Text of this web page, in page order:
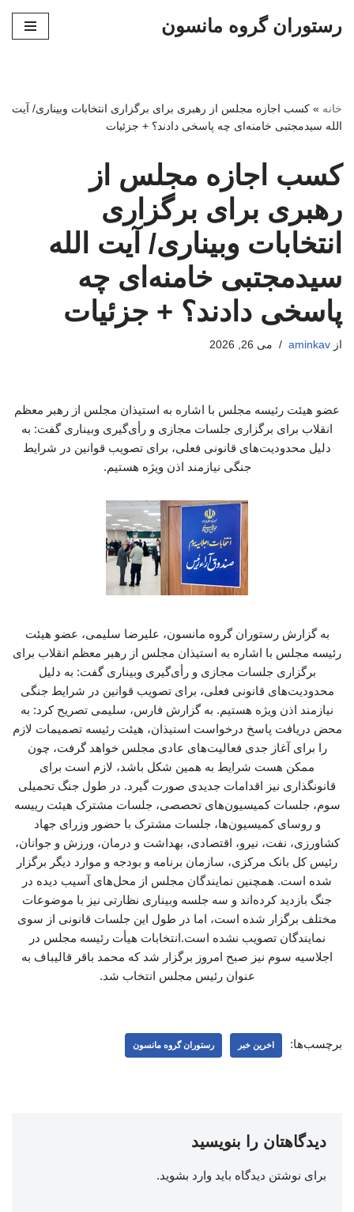
رستوران گروه مانسون
خانه » کسب اجازه مجلس از رهبری برای برگزاری انتخابات وبیناری/ آیت
الله سیدمجتبی خامنه‌ای چه پاسخی دادند؟ + جزئیات
کسب اجازه مجلس از
رهبری برای برگزاری
انتخابات وبیناری/ آیت الله
سیدمجتبی خامنه‌ای چه
پاسخی دادند؟ + جزئیات
از aminkav می 26, 2026
عضو هیئت رئیسه مجلس با اشاره به استیذان مجلس از رهبر معظم
انقلاب برای برگزاری جلسات مجازی و رأی‌گیری وبیناری گفت: به
دلیل محدودیت‌های قانونی فعلی، برای تصویب قوانین در شرایط
جنگی نیازمند اذن ویژه هستیم.
به گزارش رستوران گروه مانسون، علیرضا سلیمی، عضو هیئت
رئیسه مجلس با اشاره به استیذان مجلس از رهبر معظم انقلاب برای
برگزاری جلسات مجازی و رأی‌گیری وبیناری گفت: به دلیل
محدودیت‌های قانونی فعلی، برای تصویب قوانین در شرایط جنگی
نیازمند اذن ویژه هستیم. به گزارش فارس، سلیمی تصریح کرد: به
محض دریافت پاسخ درخواست استیذان، هیئت رئیسه تصمیمات لازم
را برای آغاز جدی فعالیت‌های عادی مجلس خواهد گرفت، چون
ممکن هست شرایط به همین شکل باشد، لازم است برای
قانونگذاری نیز اقدامات جدیدی صورت گیرد. در طول جنگ تحمیلی
سوم، جلسات کمیسیون‌های تحصصی، جلسات مشترک هیئت رییسه
و روسای کمیسیون‌ها، جلسات مشترک با حضور وزرای جهاد
کشاورزی، نفت، نیرو، اقتصادی، بهداشت و درمان، ورزش و جوانان،
رئیس کل بانک مرکزی، سازمان برنامه و بودجه و موارد دیگر برگزار
شده است. همچنین نمایندگان مجلس از محل‌های آسیب دیده در
جنگ بازدید کرده‌اند و سه جلسه وبیناری ‌نظارتی نیز با موضوعات
مختلف برگزار شده است، اما در طول این جلسات قانونی از سوی
نمایندگان تصویب نشده است.انتخابات هیأت‌ رئیسه مجلس در
اجلاسیه سوم نیز صبح امروز برگزار شد که محمد باقر قالیباف به
عنوان رئیس مجلس انتخاب شد.
برچسب‌ها: اخرین خبر رستوران گروه مانسون
دیدگاهتان را بنویسید
برای نوشتن دیدگاه باید وارد بشوید.